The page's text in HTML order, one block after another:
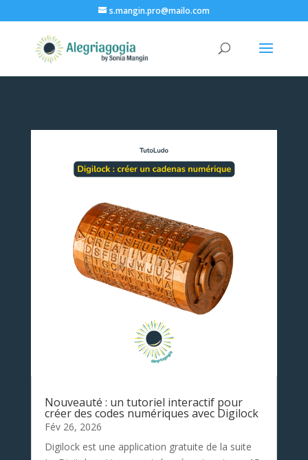
s.mangin.pro@mailo.com
Nouveauté : un tutoriel interactif pour
créer des codes numériques avec Digilock
Fév 26, 2026
Digilock est une application gratuite de la suite